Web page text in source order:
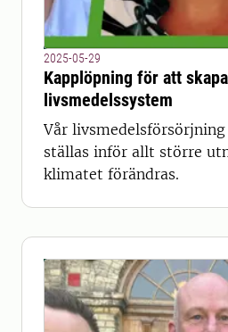
2025-05-29
Kapplöpning för att
livsmedelssystem
Vår
ställas inför allt större
klimatet förändras.